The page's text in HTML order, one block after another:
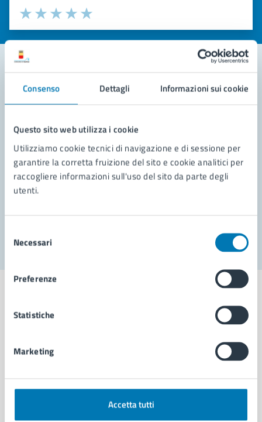
Consenso Dettagli Informazioni sui cookie
Questo sito web utilizza i cookie
Utilizziamo cookie tecnici di navigazione e di sessione per
garantire la corretta fruizione del sito e cookie analitici per
raccogliere informazioni sull'uso del sito da parte degli
utenti.
delNecessari
Preferenze
Statistiche
Marketing
Accetta tutti
Valuta la chiarezza delle informazioni (da 1 a 5 stelle)
Seleziona il numero di stelle per valutare la chiarezza delle
Valuta 5 stelle su 5
Valuta 4 stelle su 5
Valuta 3 stelle su 5
Valuta 2 stelle su 5
Valuta 1 stelle su 5
Contatta il comune
Richiedi assistenza
Prenota appuntamento
Problemi in città
Aree amministrative